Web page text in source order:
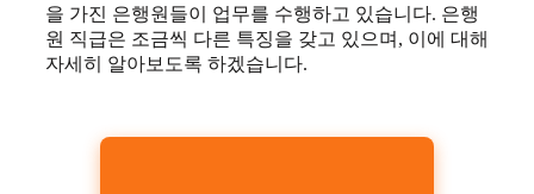
을 가진 은행원들이 업무를 수행하고 있습니다. 은행
원 직급은 조금씩 다른 특징을 갖고 있으며, 이에 대해
자세히 알아보도록 하겠습니다.